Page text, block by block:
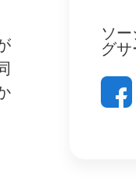
ソ
グ